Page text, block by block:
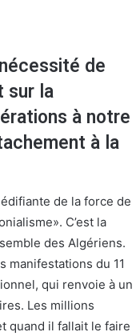
de
sur la
à notre
à la
de la force de
C’est la
des Algériens.
manifestations du 11
qui renvoie à un
Les millions
quand il fallait le faire